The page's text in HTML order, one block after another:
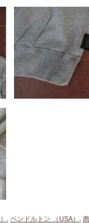
ペンドルトン （USA）